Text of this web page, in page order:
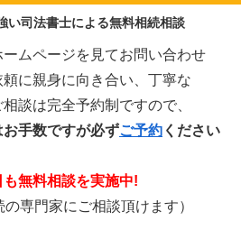
い司法書士による無料相続相談
ムページを見てお問い合わせ
に親身に向き合い、丁寧な
談は完全予約制ですので、
手数ですが必ずご予約 ください
無料相談を実施中!
の専門家にご相談頂けます）